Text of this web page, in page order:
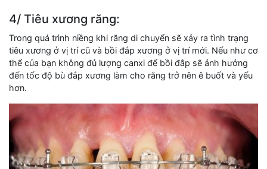
4/ Tiêu xương răng:
Trong quá trình niềng khi răng di chuyển sẽ xảy ra tình trạng
tiêu xương ở vị trí cũ và bồi đắp xương ở vị trí mới. Nếu như cơ
thể của bạn không đủ lượng canxi để bồi đắp sẽ ảnh hưởng
đến tốc độ bù đắp xương làm cho răng trở nên ê buốt và yếu
hơn.